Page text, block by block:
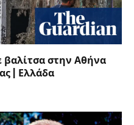
στην Αθήνα
| Ελλάδα